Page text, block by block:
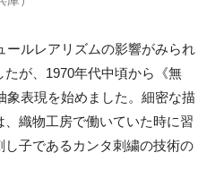
ールレアリズムの影響がみられ
が、1970年代中頃から《無
象表現を始めました。細密な描
織物工房で働いていた時に習
子であるカンタ刺繍の技術の